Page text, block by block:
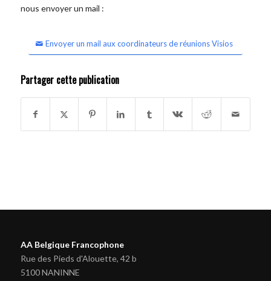
nous envoyer un mail :
Envoyer un mail aux coordinateurs de réunions Visios
Partager cette publication
AA Belgique Francophone
Rue des Pieds d'Alouette, 42 b
5100 NANINNE